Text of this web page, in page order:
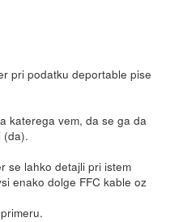
pri podatku deportable pise
katerega vem, da se ga da
(da).
se lahko detajli pri istem
enako dolge FFC kable oz